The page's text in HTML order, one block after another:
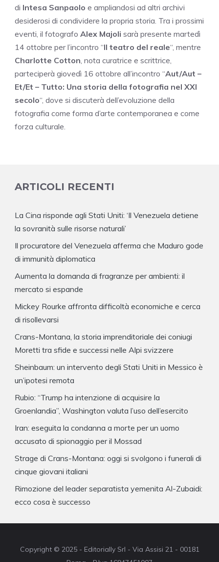
di Intesa Sanpaolo e ampliandosi ad altri archivi
desiderosi di condividere la propria storia. Tra i prossimi
eventi, il fotografo Alex Majoli sarà presente martedì
14 ottobre per l’incontro “Il teatro del reale“, mentre
Charlotte Cotton, nota curatrice e scrittrice,
parteciperà giovedì 16 ottobre all’incontro “Aut/Aut –
Et/Et – Tutto: Una storia della fotografia nel XXI
secolo“, dove si discuterà dell’evoluzione della
fotografia come forma d’arte contemporanea e come
forza culturale.
ARTICOLI RECENTI
La Cina risponde agli Stati Uniti: ‘Il Venezuela detiene
la sovranità sulle risorse naturali’
Il procuratore del Venezuela afferma che Maduro gode
di immunità diplomatica
Aumenta la domanda di fragranze per ambienti: il
mercato si espande
Mickey Rourke affronta difficoltà economiche e cerca
di risollevarsi
Crans-Montana, la storia imprenditoriale dei coniugi
Moretti tra sfide e successi nelle Alpi svizzere
Sheinbaum: un intervento degli Stati Uniti in Messico è
un’ipotesi remota
Rubio: “Trump ha intenzione di acquisire la
Groenlandia”, Washington valuta l’uso dell’esercito
Iran: eseguita la condanna a morte per un uomo
accusato di spionaggio per il Mossad
Strage di Crans-Montana: oggi si svolgono i funerali di
cinque giovani italiani
Rimozione del leader separatista yemenita Al-Zubaidi:
ecco cosa è successo
Copyright © 2025 - Editorially Srl - Via Assisi 21 - 00181